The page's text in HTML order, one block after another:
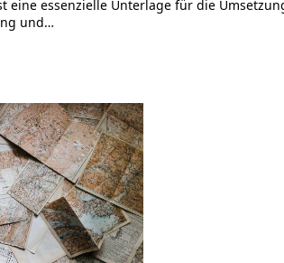
eine essenzielle Unterlage für die
und…